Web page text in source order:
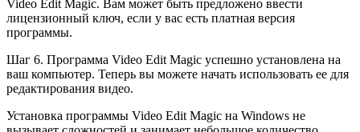
Video Edit Magic. Вам может быть предложено ввести
лицензионный ключ, если у вас есть платная версия
программы.
Шаг 6. Программа Video Edit Magic успешно установлена на
ваш компьютер. Теперь вы можете начать использовать ее для
редактирования видео.
Установка программы Video Edit Magic на Windows не